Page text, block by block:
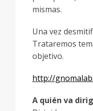
mismas.
Una vez
Trataremos
objetivo.
http://
A quién va